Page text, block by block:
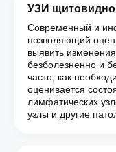
УЗИ
Современный и
позволяющий
выявить
безболезненно и
часто, как
оценивается
лимфатических
узлы и другие